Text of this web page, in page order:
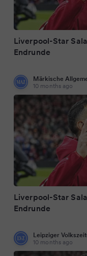
Liverpool-Star
Endrunde
Märkische
10 months ago
Liverpool-Star
Endrunde
Leipziger
10 months ago